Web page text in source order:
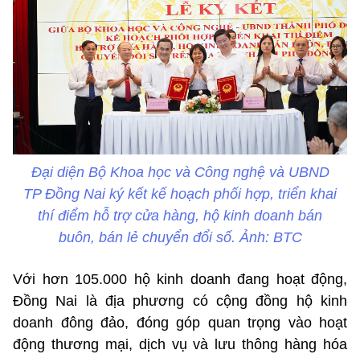
Đại diện Bộ Khoa học và Công nghệ và UBND
TP Đồng Nai ký kết kế hoạch phối hợp, triển khai
thí điểm hỗ trợ cửa hàng, hộ kinh doanh bán
buôn, bán lẻ chuyển đổi số. Ảnh: BTC
Với hơn 105.000 hộ kinh doanh đang hoạt động,
Đồng Nai là địa phương có cộng đồng hộ kinh
doanh đông đảo, đóng góp quan trọng vào hoạt
động thương mại, dịch vụ và lưu thông hàng hóa